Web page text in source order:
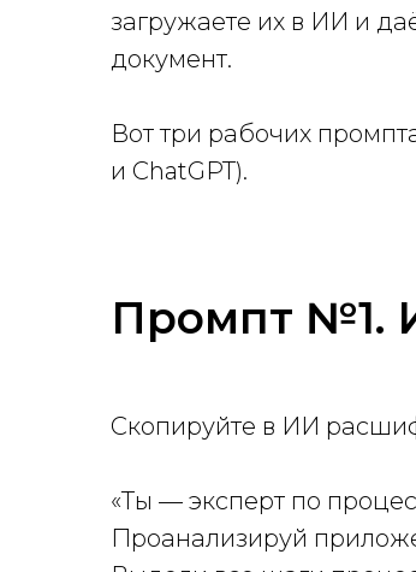
загружаете их в ИИ и
документ.
Вот три рабочих
и ChatGPT).
Промпт №1.
Скопируйте в ИИ
«Ты — эксперт по
Проанализируй